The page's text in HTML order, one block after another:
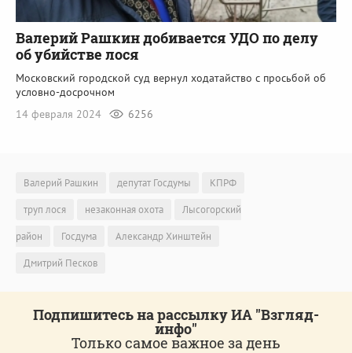
Валерий Рашкин добивается УДО по делу
об убийстве лося
Московский городской суд вернул ходатайство с просьбой об
условно-досрочном
14 февраля 2024
6256
Валерий Рашкин депутат Госдумы
КПРФ
труп лося
незаконная охота
Лысогорский
район
Госдума
Александр Хинштейн
Дмитрий Песков
Подпишитесь на рассылку ИА "Взгляд-
инфо"
Только самое важное за день